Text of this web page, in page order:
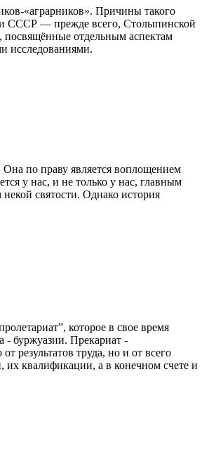
«аграрников». Причины такого
и СССР — прежде всего, Столыпинской
посвящённые отдельным аспектам
исследованиями.
Она по праву является воплощением
у нас, и не только у нас, главным
святости. Однако история
которое в свое время
- буржуазии. Прекариат -
результатов труда, но и от всего
квалификации, а в конечном счете и